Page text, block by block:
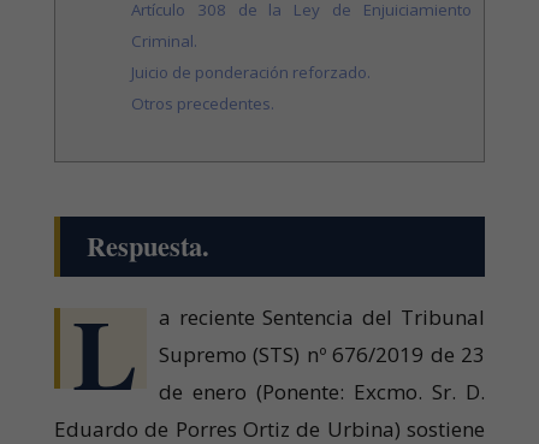
Artículo 308 de la Ley de Enjuiciamiento
Criminal.
Juicio de ponderación reforzado.
Otros precedentes.
Respuesta.
L
a reciente Sentencia del Tribunal
Supremo (STS) nº 676/2019 de 23
de enero (Ponente: Excmo. Sr. D.
Eduardo de Porres Ortiz de Urbina) sostiene